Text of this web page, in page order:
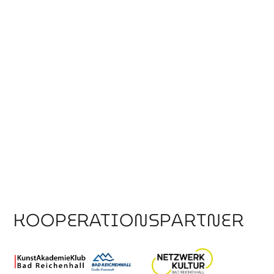
KOOPERATIONSPARTNER